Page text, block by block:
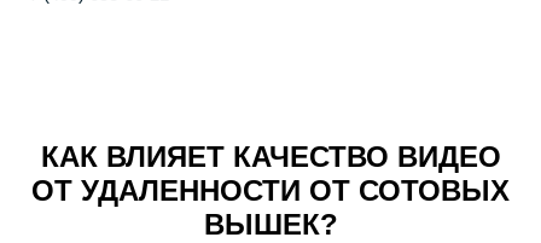
КАК ВЛИЯЕТ КАЧЕСТВО ВИДЕО
ОТ УДАЛЕННОСТИ ОТ СОТОВЫХ
ВЫШЕК?